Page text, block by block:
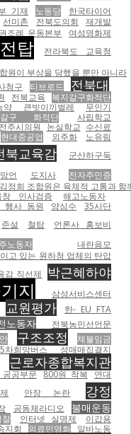
기재 노동당
한국타이어
선미촌 전북도의회
재개발
조례 운동본부
여성영화제
탑
전라북도 교육청
원이 부상을 당했을 뿐만 아니라
청구 티브로드 전북대
전북교육
복지갈구화적단
약 큰빗이끼벌레
무인기
갈구 화적단
사립학교
주시의원 논실학교 수신료
현대중공업 외주화 노유림
교육감
군산하구둑
망언 도지사
전자주민증
정희 조합원은 육체적 고통과
창 인사검증
해고노동자
행사 동원 양심수
35사단
준설 철탑
언론사 홍보비
노동자
내란음모
고 있는 원하청 업체의 탄압
감 직선제 박근혜하야
지
삼성서비스센터
교원평가
한- EU FTA
노동자
전북농민선언문
구조조정
체불임금
5차희망버스
성매매집결지
근로자종합복지관
공부문 800원 착복 연대
안장 논란
강정
공동체라디오 불매운동
찰 인터넷 실명제
이갑용
지회 의료민영화 알바노동